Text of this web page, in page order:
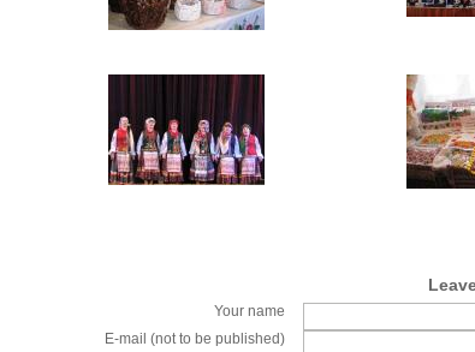
Your name
E-mail (not to be published)